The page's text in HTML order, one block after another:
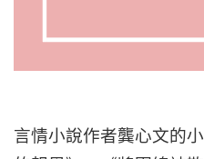
言情小說作者龔心文的